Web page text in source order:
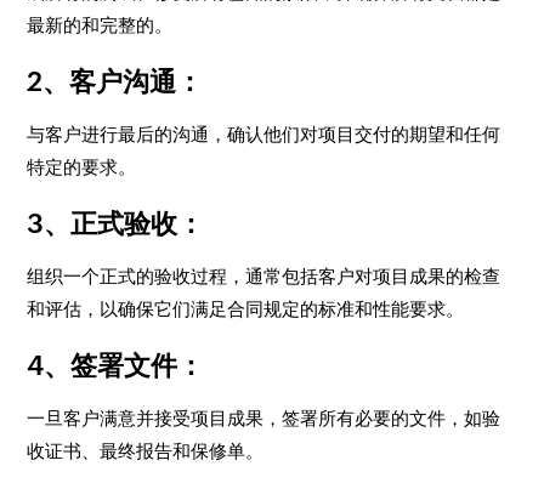
最新的和完整的。
2、客户沟通：
与客户进行最后的沟通，确认他们对项目交付的期望和任何
特定的要求。
3、正式验收：
组织一个正式的验收过程，通常包括客户对项目成果的检查
和评估，以确保它们满足合同规定的标准和性能要求。
4、签署文件：
一旦客户满意并接受项目成果，签署所有必要的文件，如验
收证书、最终报告和保修单。